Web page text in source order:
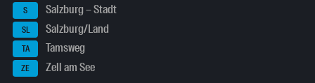
S Salzburg – Stadt
SL Salzburg/Land
TA Tamsweg
ZE Zell am See